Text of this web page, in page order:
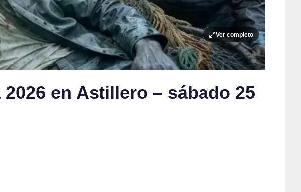
Ver completo
en Astillero – sábado 25